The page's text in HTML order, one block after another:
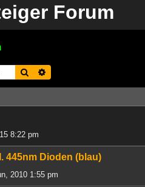
Forum
Suche
8:22 pm
445nm Dioden (blau)
2010 1:55 pm